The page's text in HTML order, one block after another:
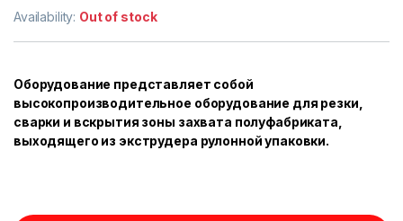
Availability: Out of stock
Оборудование представляет собой
высокопроизводительное оборудование для резки,
сварки и вскрытия зоны захвата полуфабриката,
выходящего из экструдера рулонной упаковки.